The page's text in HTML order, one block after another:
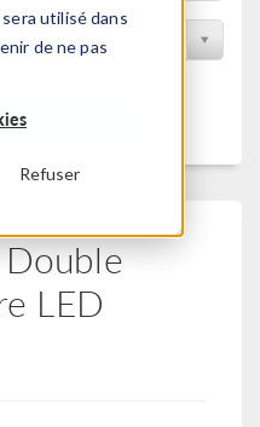
utilisé dans
de ne pas
Refuser
LED